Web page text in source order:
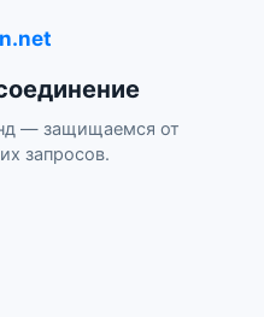
— защищаемся от
запросов.